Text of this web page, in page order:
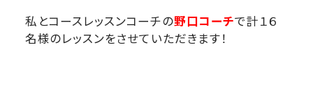
私とコースレッスンコーチの野口コーチで計１６
名様のレッスンをさせていただきます！